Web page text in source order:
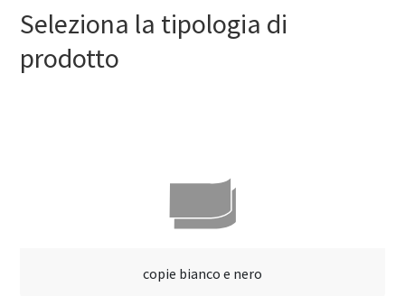
Seleziona la tipologia di
prodotto
copie bianco e nero